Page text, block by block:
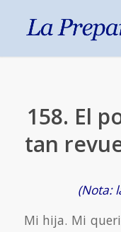
158. El
tan
(Nota:
Mi hija. Mi